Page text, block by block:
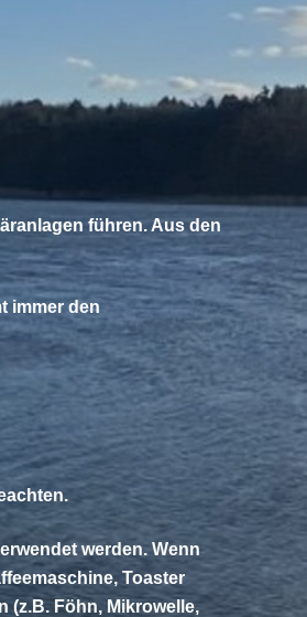
führen. Aus den
immer den
werden. Wenn
Toaster
(z.B. Föhn, Mikrowelle,